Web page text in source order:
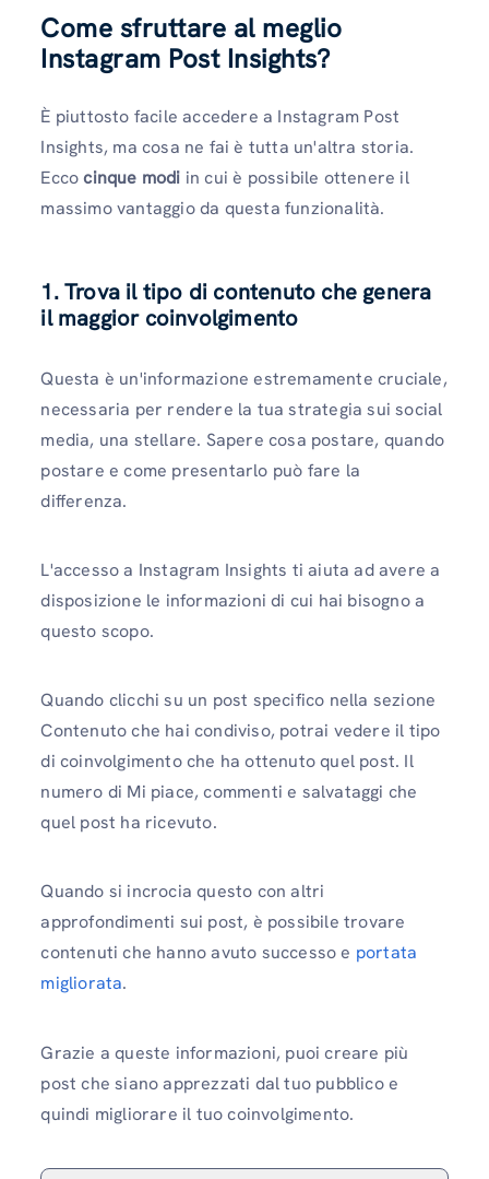
Come sfruttare al meglio
Instagram Post Insights?
È piuttosto facile accedere a Instagram Post
Insights, ma cosa ne fai è tutta un'altra storia.
Eccocinque modi in cui è possibile ottenere il
massimo vantaggio da questa funzionalità.
1. Trova il tipo di contenuto che genera
il maggior coinvolgimento
Questa è un'informazione estremamente cruciale,
necessaria per rendere la tua strategia sui social
media, una stellare. Sapere cosa postare, quando
postare e come presentarlo può fare la
differenza.
L'accesso a Instagram Insights ti aiuta ad avere a
disposizione le informazioni di cui hai bisogno a
questo scopo.
Quando clicchi su un post specifico nella sezione
Contenuto che hai condiviso, potrai vedere il tipo
di coinvolgimento che ha ottenuto quel post. Il
numero di Mi piace, commenti e salvataggi che
quel post ha ricevuto.
Quando si incrocia questo con altri
approfondimenti sui post, è possibile trovare
contenuti che hanno avuto successo e portata
migliorata.
Grazie a queste informazioni, puoi creare più
post che siano apprezzati dal tuo pubblico e
quindi migliorare il tuo coinvolgimento.